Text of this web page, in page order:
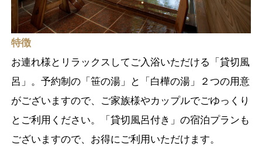
特徴
お連れ様とリラックスしてご入浴いただける「貸切風
呂」。予約制の「笹の湯」と「白樺の湯」２つの用意
がございますので、ご家族様やカップルでごゆっくり
とご利用ください。「貸切風呂付き」の宿泊プランも
ございますので、お得にご利用いただけます。